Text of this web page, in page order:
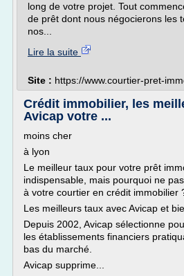
long de votre projet. Tout
de prêt dont nous négocierons les
nos...
Lire la suite
Site : https://www.courtier-pret-
Crédit immobilier, les
Avicap votre ...
moins cher
à lyon
Le meilleur taux pour votre prêt
indispensable, mais pourquoi ne
à votre courtier en crédit immobilier
Les meilleurs taux avec Avicap et
Depuis 2002, Avicap sélectionne
les établissements financiers
bas du marché.
Avicap supprime...